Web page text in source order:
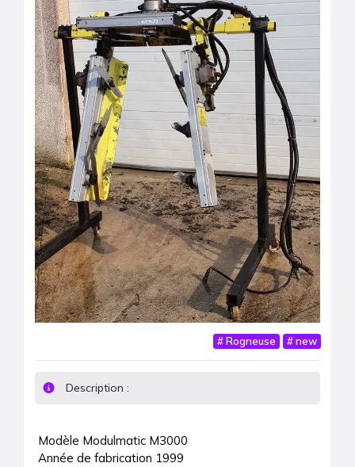
#Rogneuse #new
Description :
Modèle Modulmatic M3000
Année de fabrication 1999